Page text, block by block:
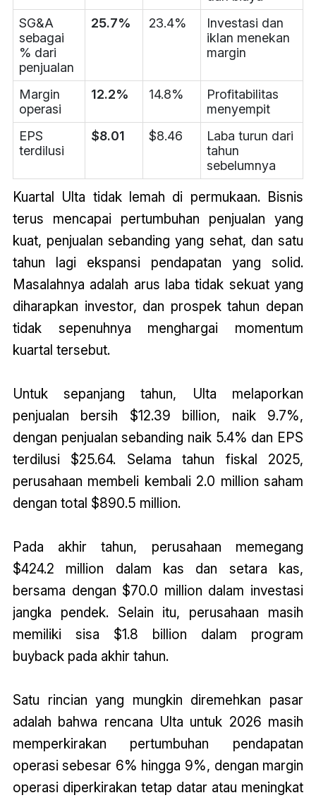
SG&A
sebagai
% dari
penjualan
25.7% 23.4%
Investasi dan
iklan menekan
margin
Margin
operasi
12.2% 14.8%
Profitabilitas
menyempit
EPS
terdilusi
$8.01 $8.46
Laba turun dari
tahun
sebelumnya
Kuartal Ulta tidak lemah di permukaan. Bisnis
terus mencapai pertumbuhan penjualan yang
kuat, penjualan sebanding yang sehat, dan satu
tahun lagi ekspansi pendapatan yang solid.
Masalahnya adalah arus laba tidak sekuat yang
diharapkan investor, dan prospek tahun depan
tidak sepenuhnya menghargai momentum
kuartal tersebut.
Untuk sepanjang tahun, Ulta melaporkan
penjualan bersih $12.39 billion, naik 9.7%,
dengan penjualan sebanding naik 5.4% dan EPS
terdilusi $25.64. Selama tahun fiskal 2025,
perusahaan membeli kembali 2.0 million saham
dengan total $890.5 million.
Pada akhir tahun, perusahaan memegang
$424.2 million dalam kas dan setara kas,
bersama dengan $70.0 million dalam investasi
jangka pendek. Selain itu, perusahaan masih
memiliki sisa $1.8 billion dalam program
buyback pada akhir tahun.
Satu rincian yang mungkin diremehkan pasar
adalah bahwa rencana Ulta untuk 2026 masih
memperkirakan pertumbuhan pendapatan
operasi sebesar 6% hingga 9%, dengan margin
operasi diperkirakan tetap datar atau meningkat